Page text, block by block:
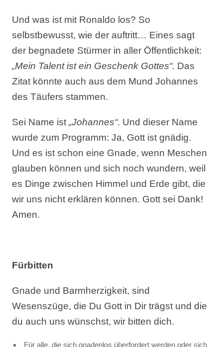
Und was ist mit Ronaldo los? So
selbstbewusst, wie der auftritt… Eines sagt
der begnadete Stürmer in aller Öffentlichkeit:
„Mein Talent ist ein Geschenk Gottes“. Das
Zitat könnte auch aus dem Mund Johannes
des Täufers stammen.
Sei Name ist„Johannes“. Und dieser Name
wurde zum Programm: Ja, Gott ist gnädig.
Und es ist schon eine Gnade, wenn Meschen
glauben können und sich noch wundern, weil
es Dinge zwischen Himmel und Erde gibt, die
wir uns nicht erklären können. Gott sei Dank!
Amen.
Fürbitten
Gnade und Barmherzigkeit, sind
Wesenszüge, die Du Gott in Dir trägst und die
du auch uns wünschst, wir bitten dich.
Für alle, die sich gnadenlos überfordert werden oder sich